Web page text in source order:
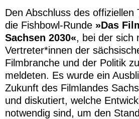
Den Abschluss des offiziellen
die Fishbowl-Runde »Das
Sachsen 2030«, bei der sich
Vertreter*innen der
Filmbranche und der Politik
meldeten. Es wurde ein
Zukunft des Filmlandes
und diskutiert, welche
notwendig sind, um den